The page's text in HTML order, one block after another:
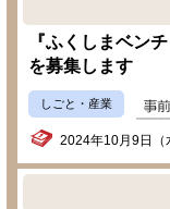
『ふくしまベン
を募集します
しごと・産業
2024年10月9日（